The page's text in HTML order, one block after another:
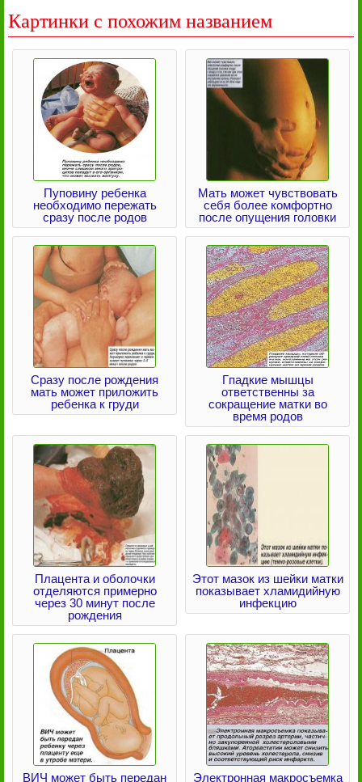
Картинки с похожим названием
Пуповину ребенка
необходимо пережать
сразу после родов
Мать может чувствовать
себя более комфортно
после опущения головки
Сразу после рождения
мать может приложить
ребенка к груди
Гпадкие мышцы
ответственны за
сокращение матки во
время родов
Плацента и оболочки
отделяются примерно
через 30 минут после
рождения
Этот мазок из шейки матки
показывает хламидийную
инфекцию
ВИЧ может быть передан Электронная макросъемка